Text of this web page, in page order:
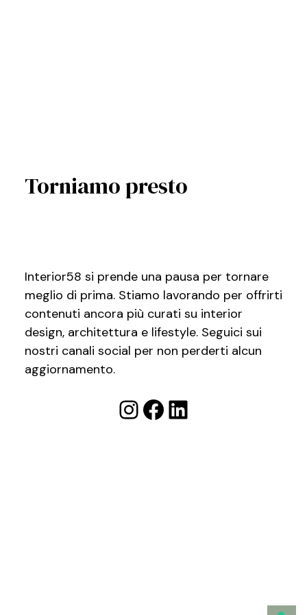
Torniamo presto
Interior58 si prende una pausa per tornare
meglio di prima. Stiamo lavorando per offrirti
contenuti ancora più curati su interior
design, architettura e lifestyle. Seguici sui
nostri canali social per non perderti alcun
aggiornamento.
Instagram
Facebook
LinkedIn